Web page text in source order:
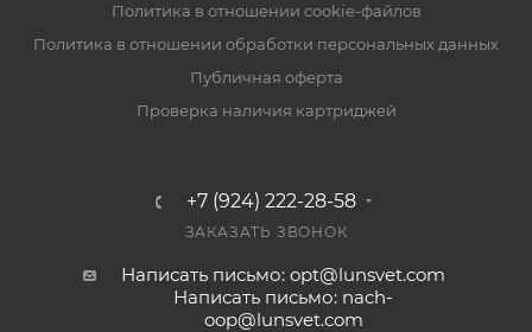
Политика в отношении cookie-файлов
Политика в отношении обработки персональных данных
Публичная оферта
Проверка наличия картриджей
+7 (924) 222-28-58
ЗАКАЗАТЬ ЗВОНОК
Написать письмо: opt@lunsvet.com
Написать письмо: nach-
oop@lunsvet.com